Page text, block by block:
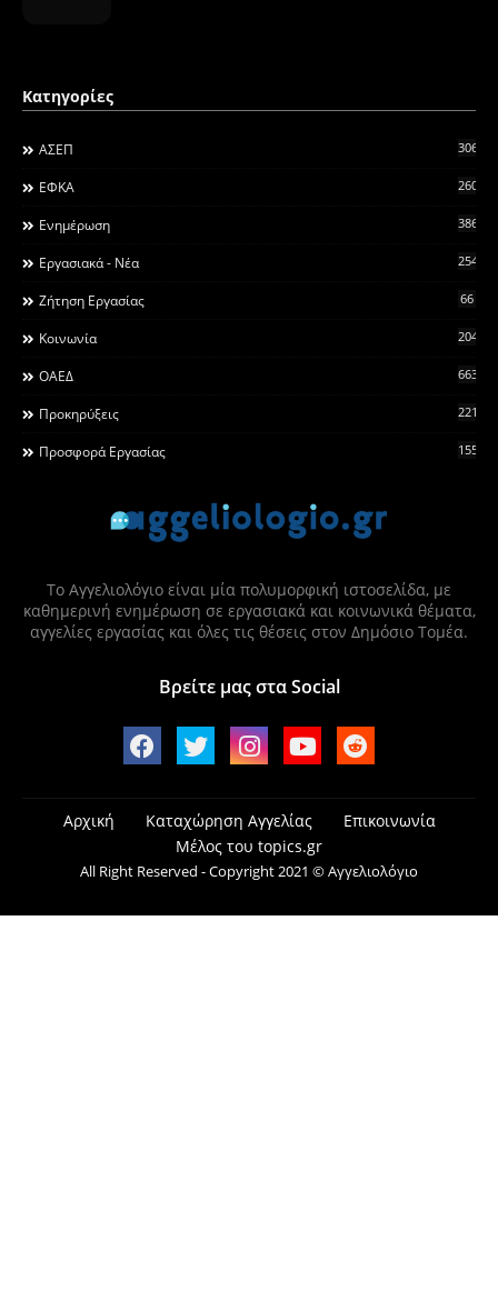
Κατηγορίες
ΑΣΕΠ 306
ΕΦΚΑ 260
Ενημέρωση 3868
Εργασιακά - Νέα 2546
Ζήτηση Εργασίας 66
Κοινωνία 2044
ΟΑΕΔ 663
Προκηρύξεις 2215
Προσφορά Εργασίας 155
Το Αγγελιολόγιο είναι μία πολυμορφική ιστοσελίδα, με
καθημερινή ενημέρωση σε εργασιακά και κοινωνικά θέματα,
αγγελίες εργασίας και όλες τις θέσεις στον Δημόσιο Τομέα.
Βρείτε μας στα Social
Αρχική Καταχώρηση Αγγελίας
Επικοινωνία
Μέλος του topics.gr
All Right Reserved - Copyright 2021 © Αγγελιολόγιο